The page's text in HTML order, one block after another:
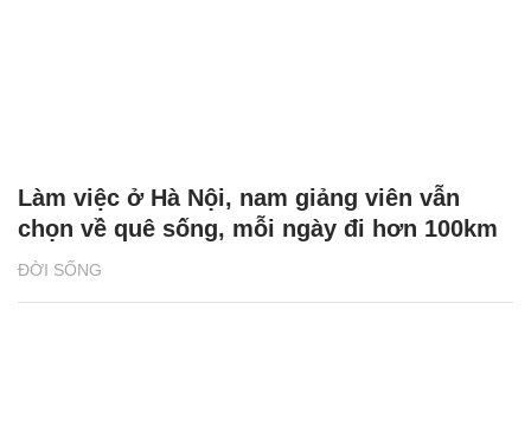
ĐỜI SỐNG
Làm việc ở Hà Nội, nam giảng viên vẫn
chọn về quê sống, mỗi ngày đi hơn 100km